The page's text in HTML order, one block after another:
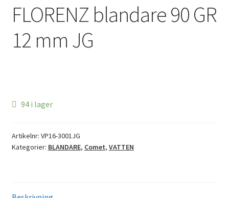
FLORENZ blandare 90 GR
12 mm JG
94 i lager
Artikelnr: VP16-3001JG
Kategorier: BLANDARE, Comet, VATTEN